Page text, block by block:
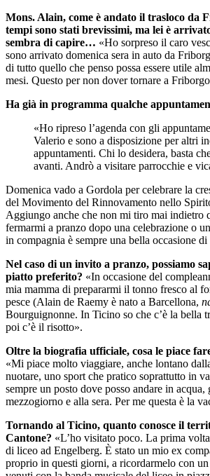
Mons. Alain, come è andato il trasloco da
tempi sono stati brevissimi, ma lei è
sembra di capire… «Ho sorpreso il caro
sono arrivato domenica sera in auto da
di tutto quello che penso possa essere utile
mesi. Questo per non dover tornare a
Ha già in programma qualche
«Ho ripreso l’agenda con gli
Valerio e sono a disposizione per altri
appuntamenti. Chi lo desidera, basta
avanti. Andrò a visitare parrocchie e
Domenica vado a Gordola per celebrare la
del Movimento del Rinnovamento nello
Aggiungo anche che non mi tiro mai indietro
fermarmi a pranzo dopo una celebrazione o
in compagnia è sempre una bella occasione
Nel caso di un invito a pranzo, possiamo
piatto preferito? «In occasione del
mia mamma di prepararmi il tonno fresco al
pesce (Alain de Raemy è nato a Barcellona,
Bourguignonne. In Ticino so che c’è la bella
poi c’è il risotto».
Oltre la biografia ufficiale, cosa le piace
«Mi piace molto viaggiare, anche lontano
nuotare, uno sport che pratico soprattutto in
sempre un posto dove posso andare in acqua,
mezzogiorno e alla sera. Per me questa è la
Tornando al Ticino, quanto conosce il
Cantone? «L’ho visitato poco. La prima
di liceo ad Engelberg. È stato un mio ex
proprio in questi giorni, a ricordarmelo con